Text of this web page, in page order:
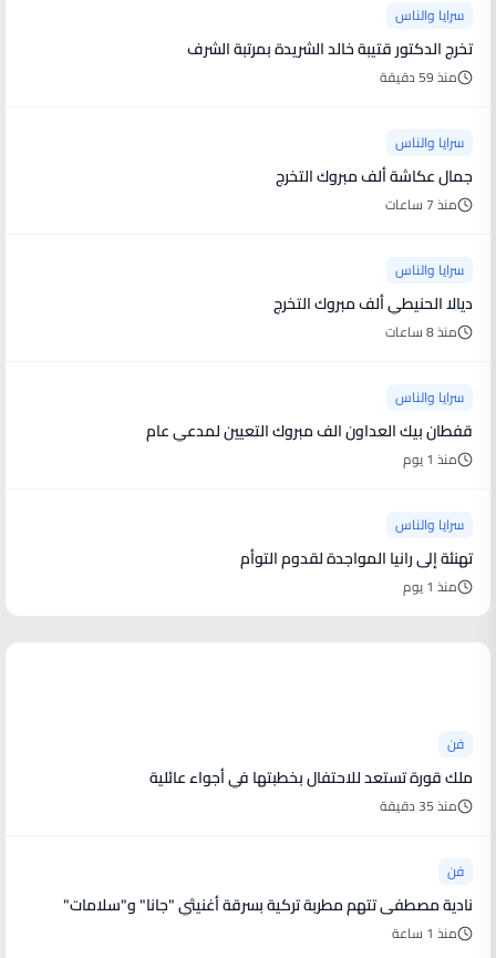
سرايا والناس
تخرج الدكتور قتيبة خالد الشريدة بمرتبة الشرف
منذ 59 دقيقة
سرايا والناس
جمال عكاشة ألف مبروك التخرج
منذ 7 ساعات
سرايا والناس
ديالا الحنيطي ألف مبروك التخرج
منذ 8 ساعات
سرايا والناس
قفطان بيك العداون الف مبروك التعيين لمدعي عام
منذ 1 يوم
سرايا والناس
تهنئة إلى رانيا المواجدة لقدوم التوأم
منذ 1 يوم
فن
ملك قورة تستعد للاحتفال بخطبتها في أجواء عائلية
منذ 35 دقيقة
فن
نادية مصطفى تتهم مطربة تركية بسرقة أغنيتَي "جانا" و"سلامات"
منذ 1 ساعة